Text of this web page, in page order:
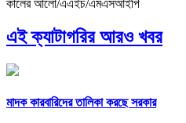
কালের আলো/এএইচ/এমএসআইপি
এই ক্যাটাগরির আরও খবর
মাদক কারবারিদের তালিকা করছে সরকার